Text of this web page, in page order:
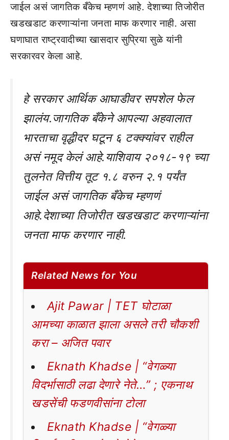
जाईल असं जागतिक बँकेच म्हणणं आहे. देशाच्या तिजोरीत
खडखडाट करणाऱ्यांना जनता माफ करणार नाही. असा
घणाघात राष्ट्रवादीच्या खासदार सुप्रिया सुळे यांनी
सरकारवर केला आहे.
हे सरकार आर्थिक आघाडीवर सपशेल फेल
झालंय.जागतिक बँकेने आपल्या अहवालात
भारताचा वृद्धीदर घटून ६ टक्क्यांवर राहील
असं नमूद केलं आहे.याशिवाय २०१८-१९ च्या
तुलनेत वित्तीय तूट १.८ वरुन २.१ पर्यंत
जाईल असं जागतिक बँकेच म्हणणं
आहे.देशाच्या तिजोरीत खडखडाट करणाऱ्यांना
जनता माफ करणार नाही.
Related News for You
Ajit Pawar | TET घोटाळा
आमच्या काळात झाला असले तरी चौकशी
करा – अजित पवार
Eknath Khadse | “वेगळ्या
विदर्भासाठी लढा देणारे नेते…” ; एकनाथ
खडसेंची फडणवीसांना टोला
Eknath Khadse | “वेगळ्या